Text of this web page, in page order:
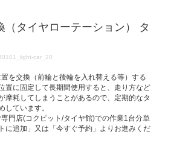
（タイヤローテーション） タ
car_20
を交換（前輪と後輪を入れ替える等）する
置に固定して長期間使用すると、走り方など
摩耗してしまうことがあるので、定期的なタ
しています。
門店(コクピット/タイヤ館)での作業1台分単
に追加」又は「今すぐ予約」よりお進みくだ